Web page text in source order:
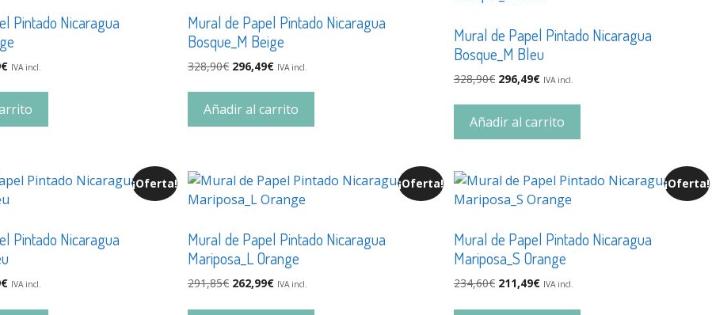
Pintado Nicaragua
€ IVA incl.
Mural de Papel Pintado Nicaragua
Bosque_M Beige
328,90€ 296,49€ IVA incl.
Añadir al carrito
Mural de Papel Pintado Nicaragua
Bosque_M Bleu
328,90€ 296,49€ IVA incl.
Añadir al carrito
¡Oferta!
Pintado Nicaragua
€ IVA incl.
¡Oferta!
Mural de Papel Pintado Nicaragua
Mariposa_L Orange
291,85€ 262,99€ IVA incl.
¡Oferta!
Mural de Papel Pintado Nicaragua
Mariposa_S Orange
234,60€ 211,49€ IVA incl.